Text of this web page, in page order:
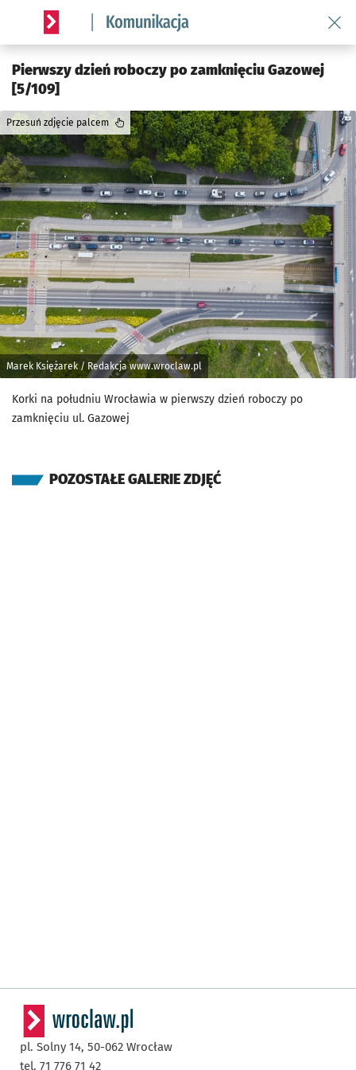
Serwis informacyjny wroclaw.pl podserwis: Komunikacja
Pierwszy dzień roboczy po zamknięciu Gazowej
[5/109]
Marek Księżarek / Redakcja www.wroclaw.pl
Przesuń zdjęcie palcem
Korki na południu Wrocławia w pierwszy dzień roboczy po
zamknięciu ul. Gazowej
POZOSTAŁE GALERIE ZDJĘĆ
pl. Solny 14, 50-062 Wrocław
tel. 71 776 71 42